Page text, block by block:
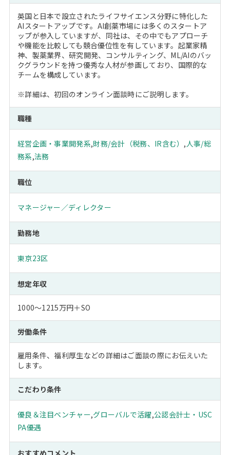
英国と日本で設立されたライフサイエンス分野に特化した
AIスタートアップです。AI創薬市場には多くのスタートア
ップが参入していますが、同社は、その中でもアプローチ
や機能を比較しても競合優位性を有しています。起業家精
神、製薬業界、研究開発、コンサルティング、ML/AIのバッ
クグラウンドを持つ優秀な人材が参画しており、国際的な
チームを構成しています。
※詳細は、初回のオンライン面談時にご説明します。
職種
経営企画・事業開発系,財務/会計（税務、IR含む） ,人事/総
務系,法務
職位
マネージャー／ディレクター
勤務地
東京23区
想定年収
1000～1215万円＋SO
労働条件
雇用条件、福利厚生などの詳細はご面談の際にお伝えいた
します。
こだわり条件
優良＆注目ベンチャー,グローバルで活躍,公認会計士・USC
PA優遇